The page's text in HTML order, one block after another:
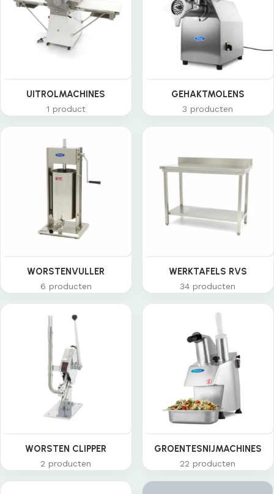
UITROLMACHINES
1 product
GEHAKTMOLENS
3 producten
WORSTENVULLER
6 producten
WERKTAFELS RVS
34 producten
WORSTEN CLIPPER
2 producten
GROENTESNIJMACHINES
22 producten